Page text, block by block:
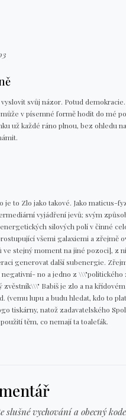
svůj názor. Potud
v písemné formě hodit do mé
už každé ráno plnou, bez ohledu
je to Zlo jako takové. Jako maticus-
vyjádření jevů; svým
silových polí v činné
všemi galaxiemi a zřejmě
ve stejný moment na jiné pozoci], z
generovat další subenergie.
no a jedno z \\\"politického
zvěstník\\\" Babiš je zlo a na
(vemu lupu a budu hledat, kdo to
tiskárny, natož zadavatelského
těm, co nemají ta toaleťák.
slušné vychování a obecný